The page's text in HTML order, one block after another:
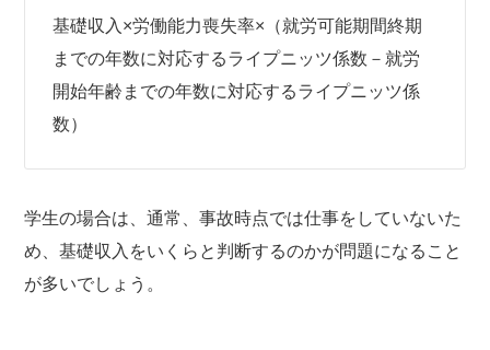
基礎収入×労働能力喪失率×（就労可能期間終期
までの年数に対応するライプニッツ係数－就労
開始年齢までの年数に対応するライプニッツ係
数）
学生の場合は、通常、事故時点では仕事をしていないた
め、基礎収入をいくらと判断するのかが問題になること
が多いでしょう。